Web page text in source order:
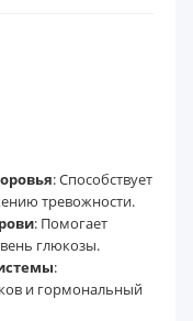
: Способствует
тревожности.
: Помогает
глюкозы.
:
и гормональный